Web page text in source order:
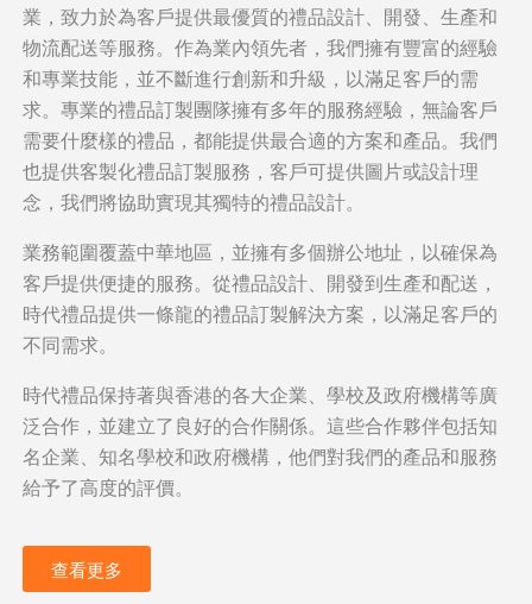
業，致力於為客戶提供最優質的禮品設計、開發、生產和
物流配送等服務。作為業內領先者，我們擁有豐富的經驗
和專業技能，並不斷進行創新和升級，以滿足客戶的需
求。專業的禮品訂製團隊擁有多年的服務經驗，無論客戶
需要什麼樣的禮品，都能提供最合適的方案和產品。我們
也提供客製化禮品訂製服務，客戶可提供圖片或設計理
念，我們將協助實現其獨特的禮品設計。
業務範圍覆蓋中華地區，並擁有多個辦公地址，以確保為
客戶提供便捷的服務。從禮品設計、開發到生產和配送，
時代禮品提供一條龍的禮品訂製解決方案，以滿足客戶的
不同需求。
時代禮品保持著與香港的各大企業、學校及政府機構等廣
泛合作，並建立了良好的合作關係。這些合作夥伴包括知
名企業、知名學校和政府機構，他們對我們的產品和服務
給予了高度的評價。
查看更多